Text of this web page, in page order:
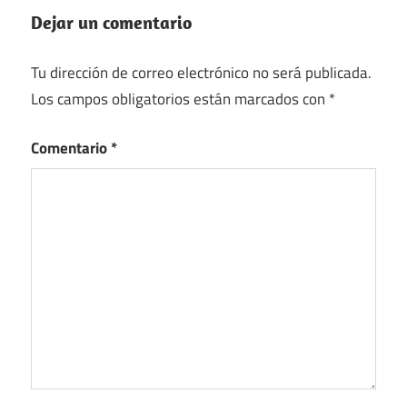
Dejar un comentario
Tu dirección de correo electrónico no será publicada.
Los campos obligatorios están marcados con *
Comentario*